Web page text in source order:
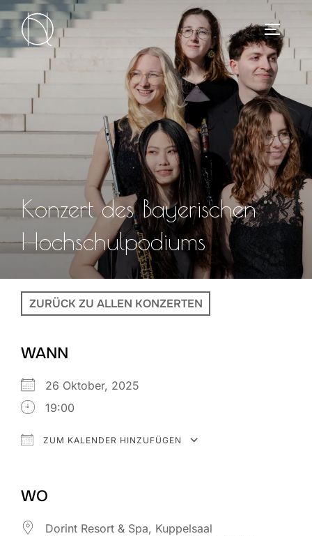
Zum
Inhalt
springen
Konzert des Bayerischen
Hochschulpodiums
ZURÜCK ZU ALLEN KONZERTEN
WANN
26 Oktober, 2025
19:00
ZUM KALENDER HINZUFÜGEN
WO
Dorint Resort & Spa, Kuppelsaal